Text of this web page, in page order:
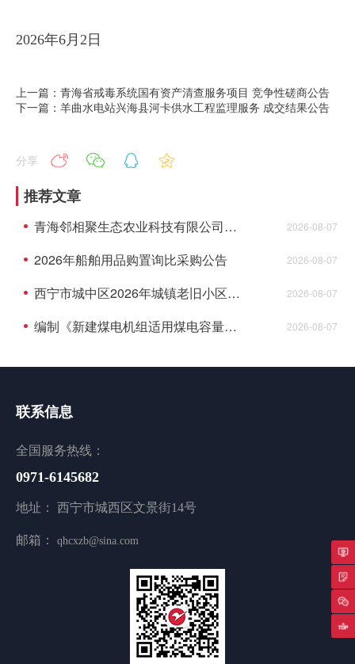
2026年6月2日
上一篇：青海省戒毒系统国有资产清查服务项目 竞争性磋商公告
下一篇：羊曲水电站兴海县河卡供水工程监理服务 成交结果公告
分享
推荐文章
青海邻相聚生态农业科技有限公司供应链集散中心建设项目资格预审公告(代招标公告) 2026-08-07
2026年船舶用品购置询比采购公告 2026-08-07
西宁市城中区2026年城镇老旧小区综合墅治项目--民俗风情园等2个小区监理成交结果公告 2026-08-07
编制《新建煤电机组适用煤电容量电价机制认定及老旧机组关停技术评估》成交结果公告 2026-08-07
联系信息
全国服务热线：
0971-6145682
地址： 西宁市城西区文景街14号
邮箱： qhcxzb@sina.com
专
返